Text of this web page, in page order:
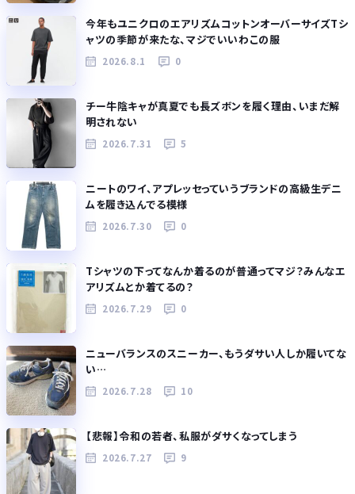
今年もユニクロのエアリズムコットンオーバーサイズTシ
ャツの季節が来たな、マジでいいわこの服
2026.8.1 0
チー牛陰キャが真夏でも長ズボンを履く理由、いまだ解
明されない
2026.7.31 5
ニートのワイ、アプレッセっていうブランドの高級生デニ
ムを履き込んでる模様
2026.7.30 0
Tシャツの下ってなんか着るのが普通ってマジ？みんなエ
アリズムとか着てるの？
2026.7.29 0
ニューバランスのスニーカー、もうダサい人しか履いてな
い…
2026.7.28 10
【悲報】令和の若者、私服がダサくなってしまう
2026.7.27 9